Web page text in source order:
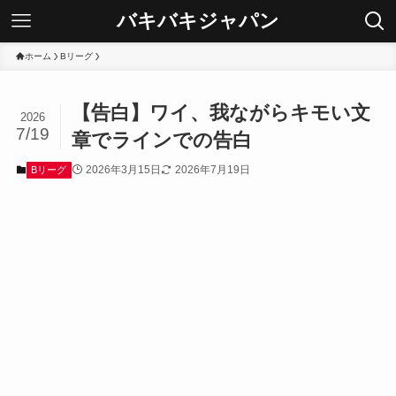
バキバキジャパン
ホーム Bリーグ
【告白】ワイ、我ながらキモい文
章でラインでの告白
2026
7/19
Bリーグ 2026年3月15日 2026年7月19日